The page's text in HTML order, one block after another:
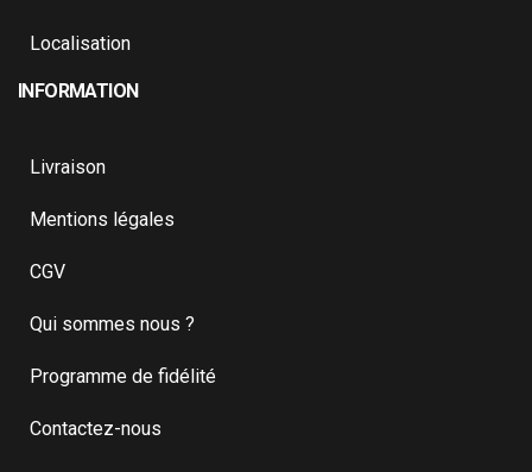
Localisation
INFORMATION
Livraison
Mentions légales
CGV
Qui sommes nous ?
Programme de fidélité
Contactez-nous